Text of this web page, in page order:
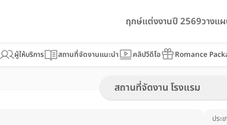
ฤกษ์แต่งงานปี 2569วางแ
ผู้ให้บริการ สถานที่จัดงานแนะนำ คลิปวีดีโอ Romance
สถานที่จัดงาน โรงแรม
ประ